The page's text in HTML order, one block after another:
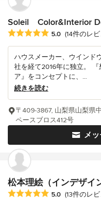
Soleil Color&Interior
平均評価：5つ星中 星5
5.0 (14件のレ
ハウスメーカー、ウインド
社を経て2016年に独立。
ア』をコンセプトに、...
続きを読む
メ
〒409-3867, 山梨県山梨県
ペースブロス412号
松本理絵（インデザイ
平均評価：5つ星中 星5
5.0 (13件のレ